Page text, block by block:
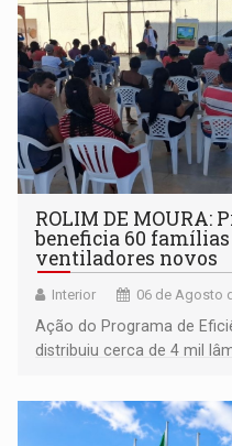
ROLIM DE MOURA:
beneficia 60
ventiladores novos
Interior 06 de Agosto
Ação do Programa de
distribuiu cerca de 4 mil
comunidade